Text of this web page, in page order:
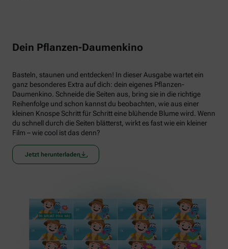
Dein Pflanzen-Daumenkino
Basteln, staunen und entdecken! In dieser Ausgabe wartet ein
ganz besonderes Extra auf dich: dein eigenes Pflanzen-
Daumenkino. Schneide die Seiten aus, bring sie in die richtige
Reihenfolge und schon kannst du beobachten, wie aus einer
kleinen Knospe Schritt für Schritt eine blühende Blume wird. Wenn
du schnell durch die Seiten blätterst, wirkt es fast wie ein kleiner
Film – wie cool ist das denn?
Jetzt herunterladen